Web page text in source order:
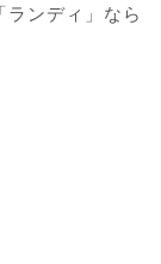
ンディ」なら